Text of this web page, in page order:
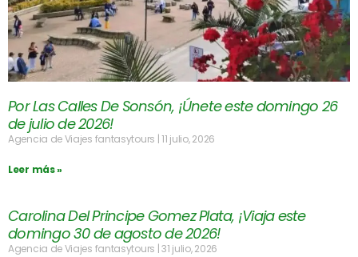
Por Las Calles De Sonsón, ¡Únete este domingo 26
de julio de 2026!
Agencia de Viajes fantasytours 11 julio, 2026
Leer más »
Carolina Del Principe Gomez Plata, ¡Viaja este
domingo 30 de agosto de 2026!
Agencia de Viajes fantasytours 31 julio, 2026